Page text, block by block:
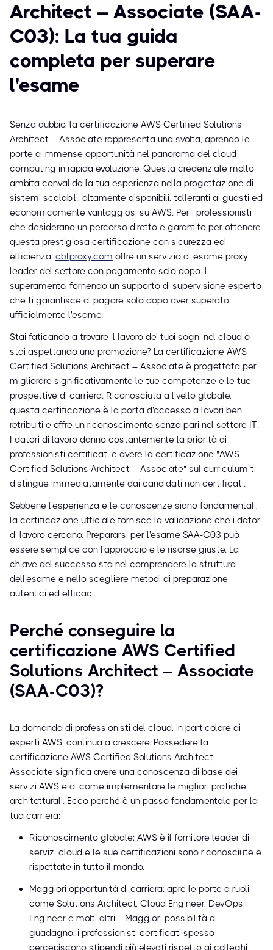
Architect – Associate (SAA-
C03): La tua guida
completa per superare
l'esame
Senza dubbio, la certificazione AWS Certified Solutions
Architect – Associate rappresenta una svolta, aprendo le
porte a immense opportunità nel panorama del cloud
computing in rapida evoluzione. Questa credenziale molto
ambita convalida la tua esperienza nella progettazione di
sistemi scalabili, altamente disponibili, tolleranti ai guasti ed
economicamente vantaggiosi su AWS. Per i professionisti
che desiderano un percorso diretto e garantito per ottenere
questa prestigiosa certificazione con sicurezza ed
efficienza, cbtproxy.com offre un servizio di esame proxy
leader del settore con pagamento solo dopo il
superamento, fornendo un supporto di supervisione esperto
che ti garantisce di pagare solo dopo aver superato
ufficialmente l'esame.
Stai faticando a trovare il lavoro dei tuoi sogni nel cloud o
stai aspettando una promozione? La certificazione AWS
Certified Solutions Architect – Associate è progettata per
migliorare significativamente le tue competenze e le tue
prospettive di carriera. Riconosciuta a livello globale,
questa certificazione è la porta d'accesso a lavori ben
retribuiti e offre un riconoscimento senza pari nel settore IT.
I datori di lavoro danno costantemente la priorità ai
professionisti certificati e avere la certificazione "AWS
Certified Solutions Architect – Associate" sul curriculum ti
distingue immediatamente dai candidati non certificati.
Sebbene l'esperienza e le conoscenze siano fondamentali,
la certificazione ufficiale fornisce la validazione che i datori
di lavoro cercano. Prepararsi per l'esame SAA-C03 può
essere semplice con l'approccio e le risorse giuste. La
chiave del successo sta nel comprendere la struttura
dell'esame e nello scegliere metodi di preparazione
autentici ed efficaci.
Perché conseguire la
certificazione AWS Certified
Solutions Architect – Associate
(SAA-C03)?
La domanda di professionisti del cloud, in particolare di
esperti AWS, continua a crescere. Possedere la
certificazione AWS Certified Solutions Architect –
Associate significa avere una conoscenza di base dei
servizi AWS e di come implementare le migliori pratiche
architetturali. Ecco perché è un passo fondamentale per la
tua carriera:
Riconoscimento globale: AWS è il fornitore leader di
servizi cloud e le sue certificazioni sono riconosciute e
rispettate in tutto il mondo.
Maggiori opportunità di carriera: apre le porte a ruoli
come Solutions Architect, Cloud Engineer, DevOps
Engineer e molti altri. - Maggiori possibilità di
guadagno: i professionisti certificati spesso
percepiscono stipendi più elevati rispetto ai colleghi